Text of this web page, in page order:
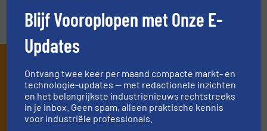
Schrijf je in en ontvang ons
nieuws
Mis, net als 10000+ andere lezers, niets meer
van de (technische) ontwikkelingen binnen
Blijf Vooroplopen met Onze E-
Updates
Ontvang twee keer per maand compacte markt- en
technologie-updates — met redactionele inzichten
en het belangrijkste industrienieuws rechtstreeks
in je inbox. Geen spam, alleen praktische kennis
voor industriële professionals.